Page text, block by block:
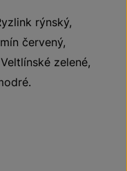
rýnský,
červený,
zelené,